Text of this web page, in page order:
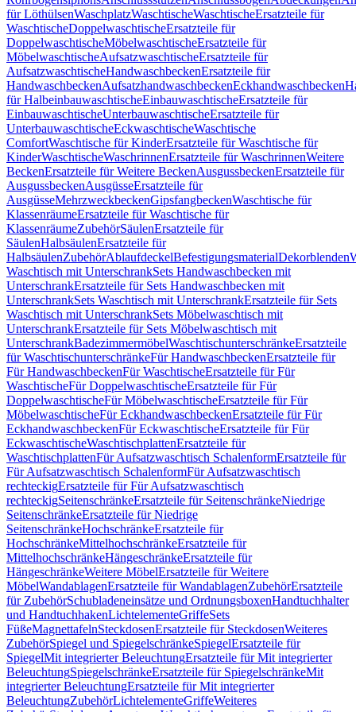
für LöthülsenWaschplatzWaschtischeWaschtischeErsatzteile für
WaschtischeDoppelwaschtischeErsatzteile für
DoppelwaschtischeMöbelwaschtischeErsatzteile für
MöbelwaschtischeAufsatzwaschtischeErsatzteile für
AufsatzwaschtischeHandwaschbeckenErsatzteile für
HandwaschbeckenAufsatzhandwaschbeckenEckhandwaschbecken
für HalbeinbauwaschtischeEinbauwaschtischeErsatzteile für
EinbauwaschtischeUnterbauwaschtischeErsatzteile für
UnterbauwaschtischeEckwaschtischeWaschtische
ComfortWaschtische für KinderErsatzteile für Waschtische für
KinderWaschtischeWaschrinnenErsatzteile für WaschrinnenWeitere
BeckenErsatzteile für Weitere BeckenAusgussbeckenErsatzteile für
AusgussbeckenAusgüsseErsatzteile für
AusgüsseMehrzweckbeckenGipsfangbeckenWaschtische für
KlassenräumeErsatzteile für Waschtische für
KlassenräumeZubehörSäulenErsatzteile für
SäulenHalbsäulenErsatzteile für
HalbsäulenZubehörAblaufdeckelBefestigungsmaterialDekorblenden
Waschtisch mit UnterschrankSets Handwaschbecken mit
UnterschrankErsatzteile für Sets Handwaschbecken mit
UnterschrankSets Waschtisch mit UnterschrankErsatzteile für Sets
Waschtisch mit UnterschrankSets Möbelwaschtisch mit
UnterschrankErsatzteile für Sets Möbelwaschtisch mit
UnterschrankBadezimmermöbelWaschtischunterschränkeErsatzteile
für WaschtischunterschränkeFür HandwaschbeckenErsatzteile für
Für HandwaschbeckenFür WaschtischeErsatzteile für Für
WaschtischeFür DoppelwaschtischeErsatzteile für Für
DoppelwaschtischeFür MöbelwaschtischeErsatzteile für Für
MöbelwaschtischeFür EckhandwaschbeckenErsatzteile für Für
EckhandwaschbeckenFür EckwaschtischeErsatzteile für Für
EckwaschtischeWaschtischplattenErsatzteile für
WaschtischplattenFür Aufsatzwaschtisch SchalenformErsatzteile für
Für Aufsatzwaschtisch SchalenformFür Aufsatzwaschtisch
rechteckigErsatzteile für Für Aufsatzwaschtisch
rechteckigSeitenschränkeErsatzteile für SeitenschränkeNiedrige
SeitenschränkeErsatzteile für Niedrige
SeitenschränkeHochschränkeErsatzteile für
HochschränkeMittelhochschränkeErsatzteile für
MittelhochschränkeHängeschränkeErsatzteile für
HängeschränkeWeitere MöbelErsatzteile für Weitere
MöbelWandablagenErsatzteile für WandablagenZubehörErsatzteile
für ZubehörSchubladeneinsätze und OrdnungsboxenHandtuchhalter
und HandtuchhakenLichtelementeGriffeSets
FüßeMagnettafelnSteckdosenErsatzteile für SteckdosenWeiteres
ZubehörSpiegel und SpiegelschränkeSpiegelErsatzteile für
SpiegelMit integrierter BeleuchtungErsatzteile für Mit integrierter
BeleuchtungSpiegelschränkeErsatzteile für SpiegelschränkeMit
integrierter BeleuchtungErsatzteile für Mit integrierter
BeleuchtungZubehörLichtelementeGriffeWeiteres